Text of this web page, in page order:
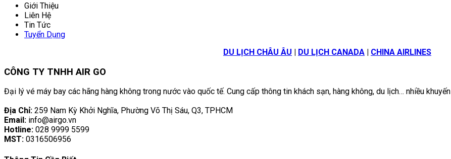
Giới Thiệu
Liên Hệ
Tin Tức
Tuyển Dụng
DU LỊCH CHÂU ÂU | DU LỊCH CANADA | CHINA AIRLINES
CÔNG TY TNHH AIR GO
Đại lý vé máy bay các hãng hàng không trong nước vào quốc tế. Cung cấp thông tin khách sạn, hàng không, du lịch… nhiều
Địa Chỉ: 259 Nam Kỳ Khởi Nghĩa, Phường Võ Thị Sáu, Q3, TPHCM
Email: info@airgo.vn
Hotline: 028 9999 5599
MST: 0316506956